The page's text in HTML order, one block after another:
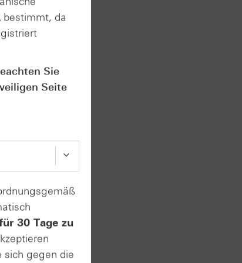
bestimmt, da
Sie
Seite
30 Tage zu
sich gegen die